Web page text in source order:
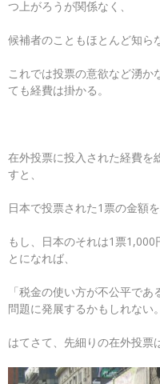
つ上がろうが関係なく、
候補者のこともほとんど知ら
これでは投票の意欲など湧か
ても経費は掛かる。
在外投票に投入された経費を
すと、
日本で投票された1票の金額
もし、日本のそれは1票
とになれば、
「税金の使い方が不公平で
問題に発展するかもしれない。
はてさて、先細りの在外投票